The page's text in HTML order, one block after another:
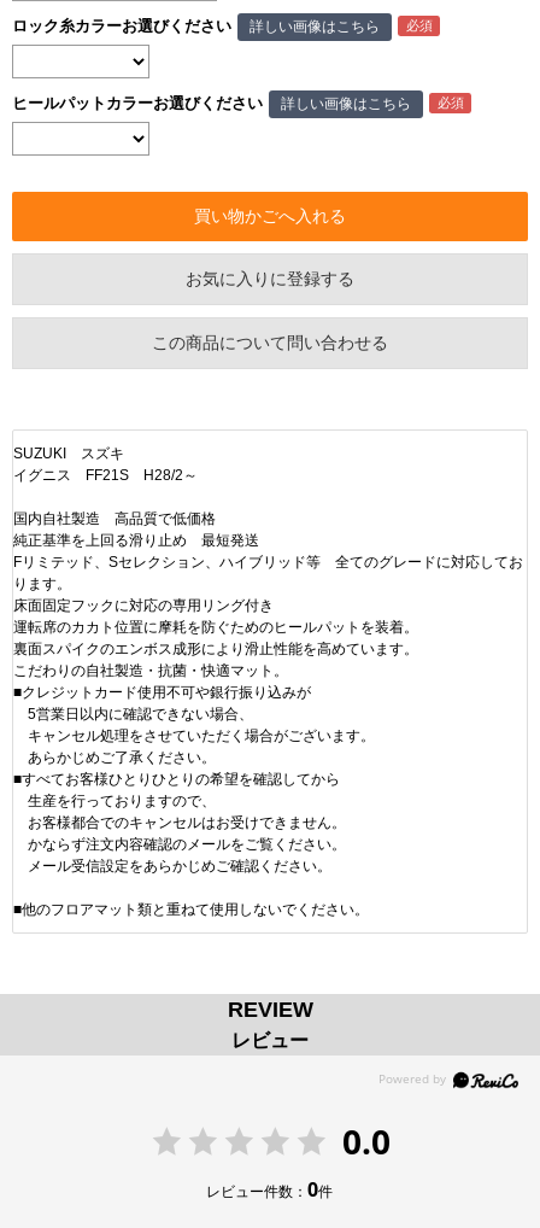
ロック糸カラーお選びください 詳しい画像はこちら
ヒールパットカラーお選びください 詳しい画像はこちら
お気に入りに登録する
この商品について問い合わせる
SUZUKI スズキ
イグニス FF21S H28/2～
国内自社製造 高品質で低価格
純正基準を上回る滑り止め 最短発送
Fリミテッド、Sセレクション、ハイブリッド等 全てのグレードに対応してお
ります。
床面固定フックに対応の専用リング付き
運転席のカカト位置に摩耗を防ぐためのヒールパットを装着。
裏面スパイクのエンボス成形により滑止性能を高めています。
こだわりの自社製造・抗菌・快適マット。
■クレジットカード使用不可や銀行振り込みが
5営業日以内に確認できない場合、
キャンセル処理をさせていただく場合がございます。
あらかじめご了承ください。
■すべてお客様ひとりひとりの希望を確認してから
生産を行っておりますので、
お客様都合でのキャンセルはお受けできません。
かならず注文内容確認のメールをご覧ください。
メール受信設定をあらかじめご確認ください。
■他のフロアマット類と重ねて使用しないでください。
REVIEW
レビュー
0.0
レビュー件数：0件